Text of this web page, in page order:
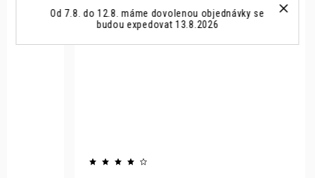
Od 7.8. do 12.8. máme dovolenou objednávky se
budou expedovat 13.8.2026